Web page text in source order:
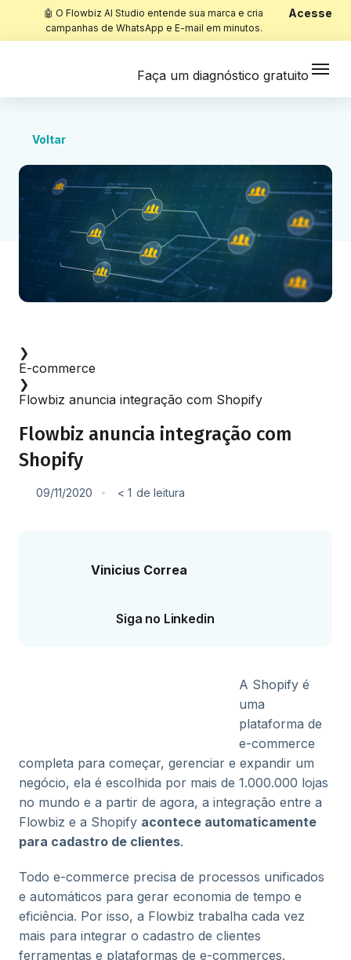
🤖 O Flowbiz AI Studio entende sua marca e cria
campanhas de WhatsApp e E-mail em minutos.
Acesse
Faça um diagnóstico gratuito
Voltar
❯
E-commerce
❯
Flowbiz anuncia integração com Shopify
Flowbiz anuncia integração com
Shopify
09/11/2020 < 1 de leitura
Vinicius Correa
Siga no Linkedin
A Shopify é
uma
plataforma de
e-commerce
completa para começar, gerenciar e expandir um
negócio, ela é escolhida por mais de 1.000.000 lojas
no mundo e a partir de agora, a integração entre a
Flowbiz e a Shopify acontece automaticamente
para cadastro de clientes.
Todo e-commerce precisa de processos unificados
e automáticos para gerar economia de tempo e
eficiência. Por isso, a Flowbiz trabalha cada vez
mais para integrar o cadastro de clientes
ferramentas e plataformas de e-commerces.